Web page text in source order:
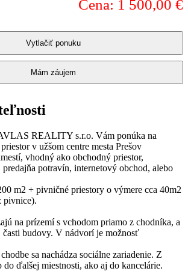
Cena: 1 500,00 €
Vytlačiť ponuku
Mám záujem
REALITY s.r.o. Vám ponúka na
v užšom centre mesta Prešov
vhodný ako obchodný priestor,
predajňa potravín, internetový obchod, alebo
m2 + pivničné priestory o výmere cca 40m2
pivnice).
na prízemí s vchodom priamo z chodníka, a
časti budovy. V nádvorí je možnosť
sa nachádza sociálne zariadenie. Z
do ďalšej miestnosti, ako aj do kancelárie.